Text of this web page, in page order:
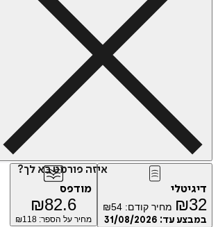
איזה פורמט בא לך?
דיגיטלי
₪32 מחיר קודם: ₪54
במבצע עד: 31/08/2026
מודפס
₪82.6
מחיר על הספר: ₪ 118